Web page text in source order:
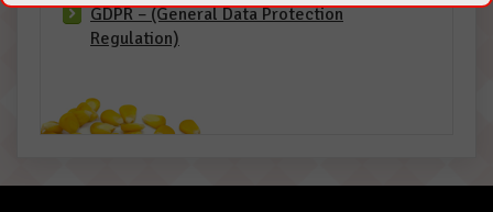
GDPR – (General Data Protection
Regulation)